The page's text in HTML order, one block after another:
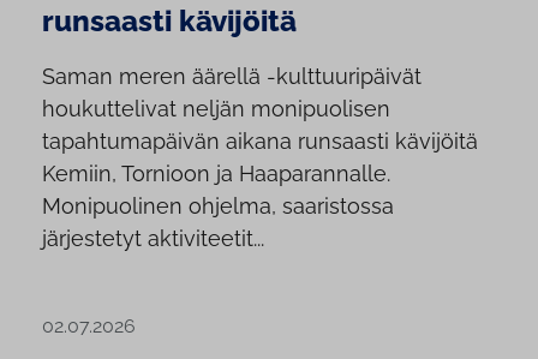
runsaasti kävijöitä
Saman meren äärellä -kulttuuripäivät
houkuttelivat neljän monipuolisen
tapahtumapäivän aikana runsaasti kävijöitä
Kemiin, Tornioon ja Haaparannalle.
Monipuolinen ohjelma, saaristossa
järjestetyt aktiviteetit...
02.07.2026